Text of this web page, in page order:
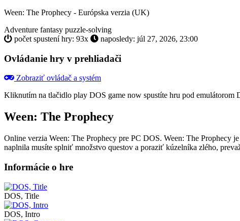
Ween: The Prophecy - Európska verzia (UK)
Adventure fantasy puzzle-solving
počet spustení hry: 93x
naposledy: júl 27, 2026, 23:00
Ovládanie hry v prehliadači
Zobraziť ovládač a systém
Kliknutím na tlačidlo play DOS game now spustíte hru pod emulátorom
Ween: The Prophecy
Online verzia Ween: The Prophecy pre PC DOS. Ween: The Prophecy
naplnila musíte splniť množstvo questov a poraziť kúzelníka zlého,
Informácie o hre
DOS, Title
DOS, Intro